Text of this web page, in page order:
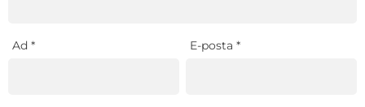
Ad * E-posta*